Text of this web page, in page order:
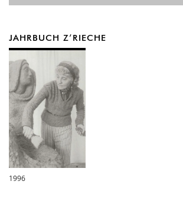
JAHRBUCH Z’RIECHE
1996